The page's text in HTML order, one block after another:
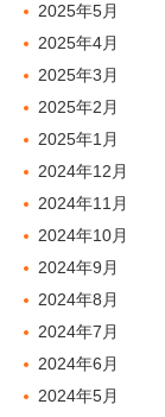
2025年5月
2025年4月
2025年3月
2025年2月
2025年1月
2024年12月
2024年11月
2024年10月
2024年9月
2024年8月
2024年7月
2024年6月
2024年5月